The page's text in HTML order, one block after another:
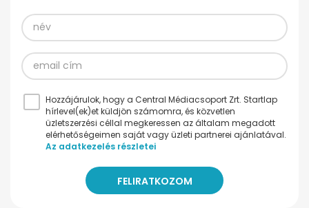
Hozzájárulok, hogy a Central Médiacsoport Zrt. Startlap
hírlevel(ek)et küldjön számomra, és közvetlen
üzletszerzési céllal megkeressen az általam megadott
elérhetőségeimen saját vagy üzleti partnerei ajánlatával.
Az adatkezelés részletei